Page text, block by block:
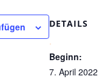
DETAILS
Beginn:
7. April